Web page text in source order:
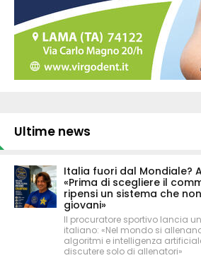
Ultime news
Italia fuori dal Mondiale?
«Prima di scegliere il
ripensi un sistema che
giovani»
Il procuratore sportivo lancia
italiano: «Nel mondo si
algoritmi e intelligenza
discutere solo di allenatori»